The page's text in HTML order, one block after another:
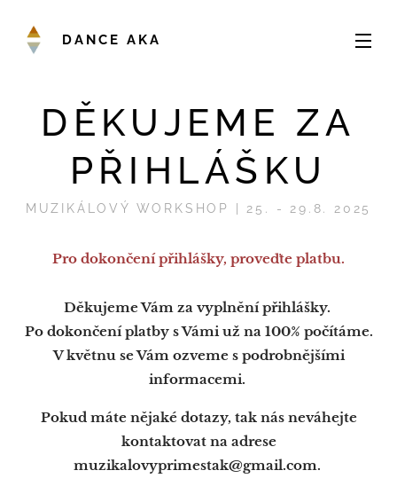
DANCE AKA
DĚKUJEME ZA
PŘIHLÁŠKU
MUZIKÁLOVÝ WORKSHOP | 25. - 29.8. 2025
Pro dokončení přihlášky, proveďte platbu.
Děkujeme Vám za vyplnění přihlášky.
Po dokončení platby s Vámi už na 100% počítáme.
V květnu se Vám ozveme s podrobnějšími
informacemi.
Pokud máte nějaké dotazy, tak nás neváhejte
kontaktovat na adrese
muzikalovyprimestak@gmail.com.